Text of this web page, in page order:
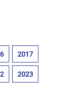
2017
2023